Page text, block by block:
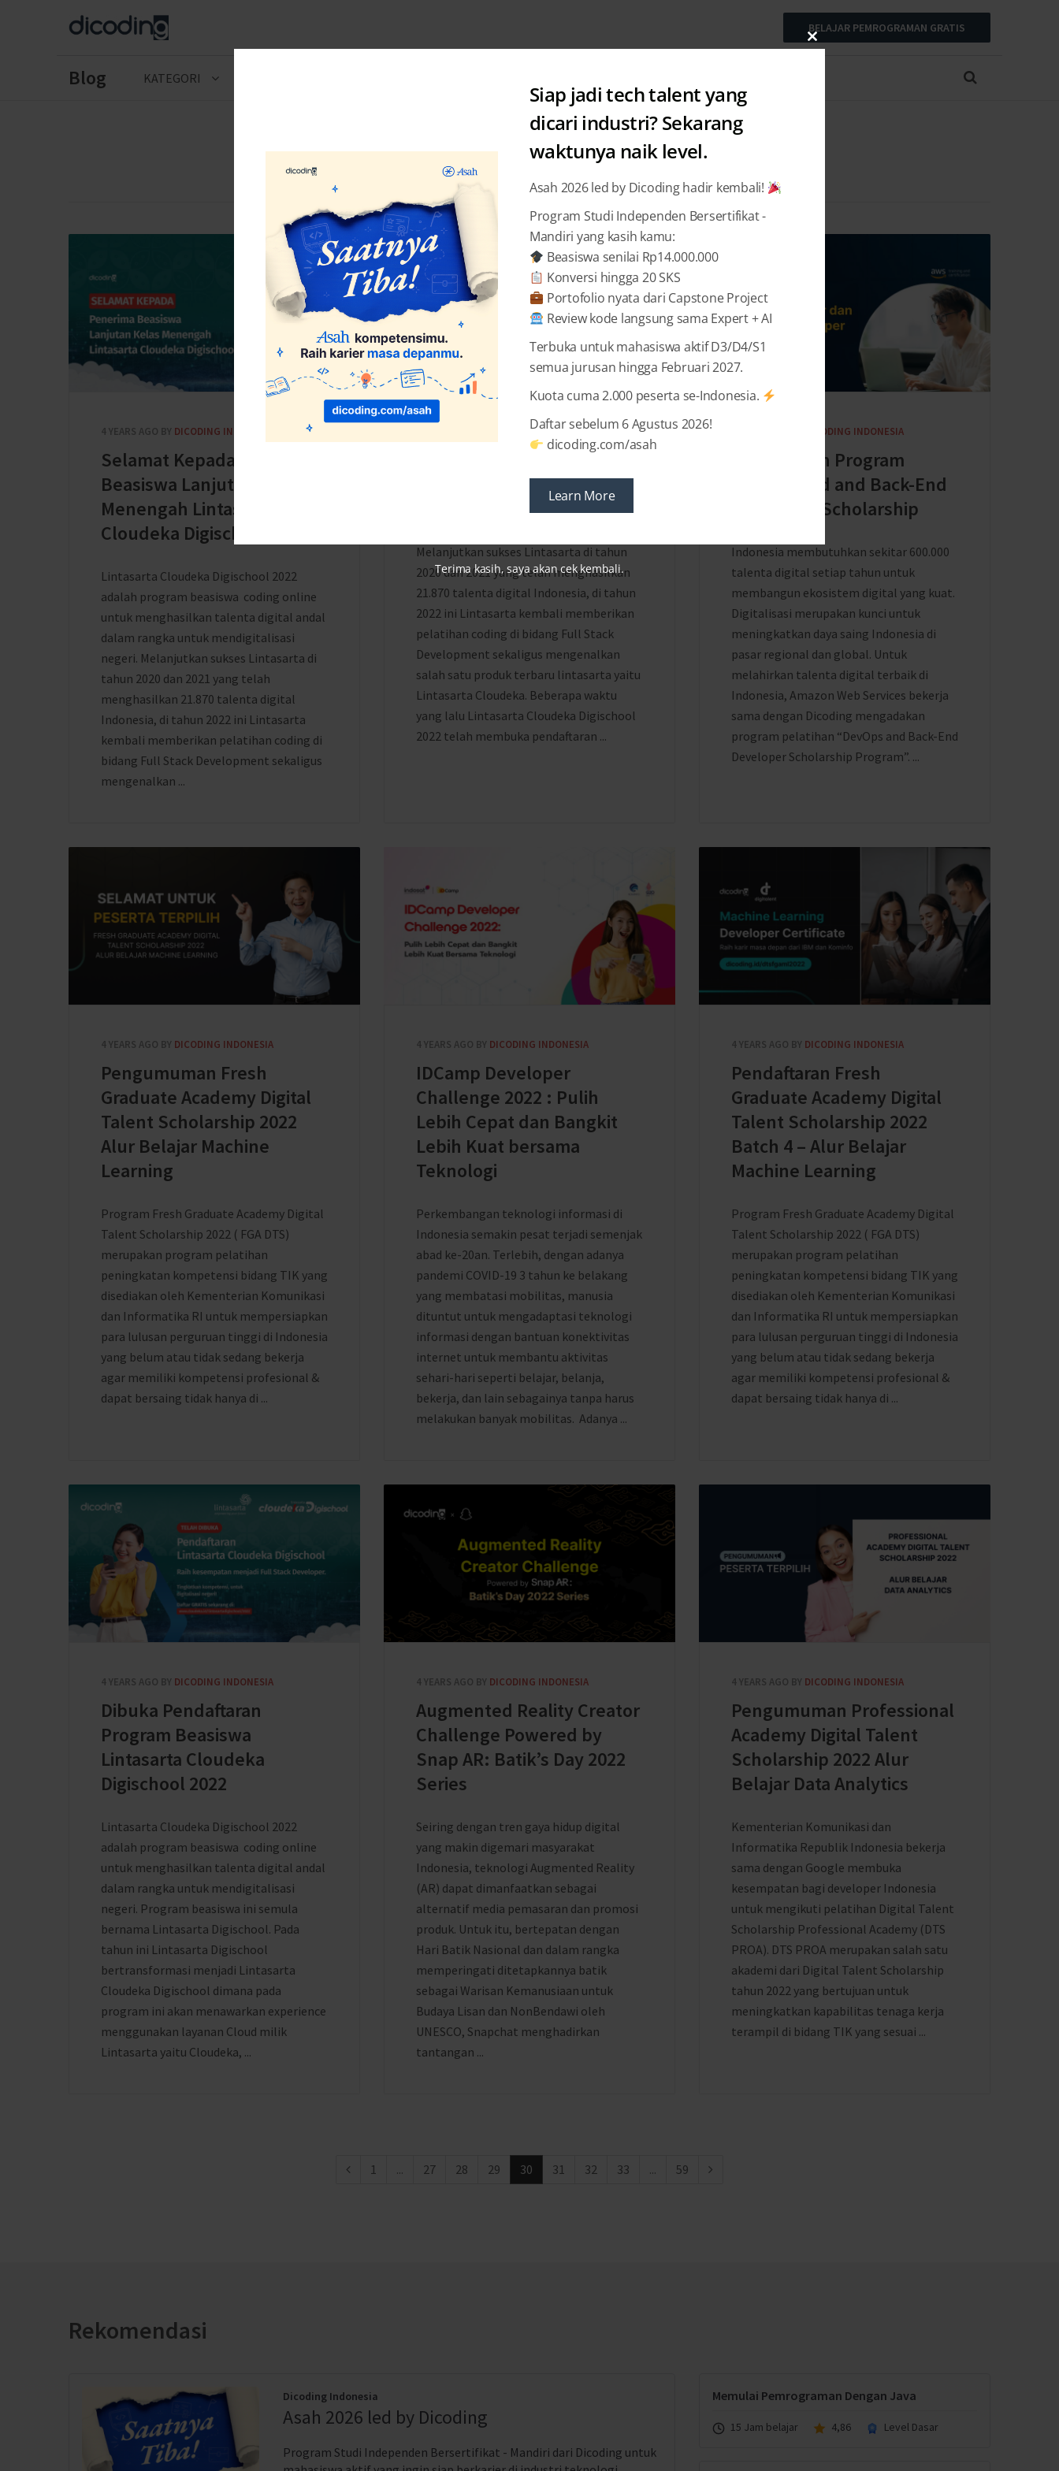
BELAJAR PEMROGRAMAN GRATIS
Blog KATEGORI
Posts by: Dicoding Indonesia
4 YEARS AGO BY DICODING INDONESIA
Selamat Kepada Penerima
Beasiswa Lanjutan Kelas
Menengah Lintasarta
Cloudeka Digischool 2022
Lintasarta Cloudeka Digischool 2022
adalah program beasiswa coding online
untuk menghasilkan talenta digital andal
dalam rangka untuk mendigitalisasi
negeri. Melanjutkan sukses Lintasarta di
tahun 2020 dan 2021 yang telah
menghasilkan 21.870 talenta digital
Indonesia, di tahun 2022 ini Lintasarta
kembali memberikan pelatihan coding di
bidang Full Stack Development sekaligus
mengenalkan ...
DICODING INDONESIA
Selamat Kepada Fasilitator
Terpilih Lintasarta
Cloudeka Digischool 2022
Melanjutkan sukses Lintasarta di tahun
2020 dan 2021 yang telah menghasilkan
21.870 talenta digital Indonesia, di tahun
2022 ini Lintasarta kembali memberikan
pelatihan coding di bidang Full Stack
Development sekaligus mengenalkan
salah satu produk terbaru lintasarta yaitu
Lintasarta Cloudeka. Beberapa waktu
yang lalu Lintasarta Cloudeka Digischool
2022 telah membuka pendaftaran ...
DICODING INDONESIA
Pendaftaran Program
DevOps and and Back-End
Developer Scholarship
Indonesia membutuhkan sekitar 600.000
talenta digital setiap tahun untuk
membangun ekosistem digital yang kuat.
Digitalisasi merupakan kunci untuk
meningkatkan daya saing Indonesia di
pasar regional dan global. Untuk
melahirkan talenta digital terbaik di
Indonesia, Amazon Web Services bekerja
sama dengan Dicoding mengadakan
program pelatihan “DevOps and Back-End
Developer Scholarship Program”. ...
4 YEARS AGO BY DICODING INDONESIA
Pengumuman Fresh
Graduate Academy Digital
Talent Scholarship 2022
Alur Belajar Machine
Learning
Program Fresh Graduate Academy Digital
Talent Scholarship 2022 ( FGA DTS)
merupakan program pelatihan
peningkatan kompetensi bidang TIK yang
disediakan oleh Kementerian Komunikasi
dan Informatika RI untuk mempersiapkan
para lulusan perguruan tinggi di Indonesia
yang belum atau tidak sedang bekerja
agar memiliki kompetensi profesional &
dapat bersaing tidak hanya di ...
4 YEARS AGO BY DICODING INDONESIA
IDCamp Developer
Challenge 2022 : Pulih
Lebih Cepat dan Bangkit
Lebih Kuat bersama
Teknologi
Perkembangan teknologi informasi di
Indonesia semakin pesat terjadi semenjak
abad ke-20an. Terlebih, dengan adanya
pandemi COVID-19 3 tahun ke belakang
yang membatasi mobilitas, manusia
dituntut untuk mengadaptasi teknologi
informasi dengan bantuan konektivitas
internet untuk membantu aktivitas
sehari-hari seperti belajar, belanja,
bekerja, dan lain sebagainya tanpa harus
melakukan banyak mobilitas. Adanya ...
4 YEARS AGO BY DICODING INDONESIA
Pendaftaran Fresh
Graduate Academy Digital
Talent Scholarship 2022
Batch 4 – Alur Belajar
Machine Learning
Program Fresh Graduate Academy Digital
Talent Scholarship 2022 ( FGA DTS)
merupakan program pelatihan
peningkatan kompetensi bidang TIK yang
disediakan oleh Kementerian Komunikasi
dan Informatika RI untuk mempersiapkan
para lulusan perguruan tinggi di Indonesia
yang belum atau tidak sedang bekerja
agar memiliki kompetensi profesional &
dapat bersaing tidak hanya di ...
4 YEARS AGO BY DICODING INDONESIA
Dibuka Pendaftaran
Program Beasiswa
Lintasarta Cloudeka
Digischool 2022
Lintasarta Cloudeka Digischool 2022
adalah program beasiswa coding online
untuk menghasilkan talenta digital andal
dalam rangka untuk mendigitalisasi
negeri. Program beasiswa ini semula
bernama Lintasarta Digischool. Pada
tahun ini Lintasarta Digischool
bertransformasi menjadi Lintasarta
Cloudeka Digischool dimana pada
program ini akan menawarkan experience
menggunakan layanan Cloud milik
Lintasarta yaitu Cloudeka, ...
4 YEARS AGO BY DICODING INDONESIA
Augmented Reality Creator
Challenge Powered by
Snap AR: Batik’s Day 2022
Series
Seiring dengan tren gaya hidup digital
yang makin digemari masyarakat
Indonesia, teknologi Augmented Reality
(AR) dapat dimanfaatkan sebagai
alternatif media pemasaran dan promosi
produk. Untuk itu, bertepatan dengan
Hari Batik Nasional dan dalam rangka
memperingati ditetapkannya batik
sebagai Warisan Kemanusiaan untuk
Budaya Lisan dan NonBendawi oleh
UNESCO, Snapchat menghadirkan
tantangan ...
4 YEARS AGO BY DICODING INDONESIA
Pengumuman Professional
Academy Digital Talent
Scholarship 2022 Alur
Belajar Data Analytics
Kementerian Komunikasi dan
Informatika Republik Indonesia bekerja
sama dengan Google membuka
kesempatan bagi developer Indonesia
untuk mengikuti pelatihan Digital Talent
Scholarship Professional Academy (DTS
PROA). DTS PROA merupakan salah satu
akademi dari Digital Talent Scholarship
tahun 2022 yang bertujuan untuk
meningkatkan kapabilitas tenaga kerja
terampil di bidang TIK yang sesuai ...
1 ... 27 28 29 30 31 32 33 ... 59
Rekomendasi
Dicoding Indonesia
Asah 2026 led by Dicoding
Program Studi Independen Bersertifikat - Mandiri dari Dicoding untuk
Memulai Pemrograman Dengan Java
15 Jam belajar 4,86 Level Dasar
Close
Siap jadi tech talent yang
dicari industri? Sekarang
waktunya naik level.
Asah 2026 led by Dicoding hadir kembali!
Program Studi Independen Bersertifikat -
Mandiri yang kasih kamu:
Beasiswa senilai Rp14.000.000
Konversi hingga 20 SKS
Portofolio nyata dari Capstone Project
Review kode langsung sama Expert + AI
Terbuka untuk mahasiswa aktif D3/D4/S1
semua jurusan hingga Februari 2027.
Kuota cuma 2.000 peserta se-Indonesia.
Daftar sebelum 6 Agustus 2026!
dicoding.com/asah
Learn More
Terima kasih, saya akan cek kembali.